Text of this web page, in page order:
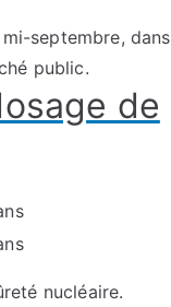
septembre, dans
public.
de
nucléaire.